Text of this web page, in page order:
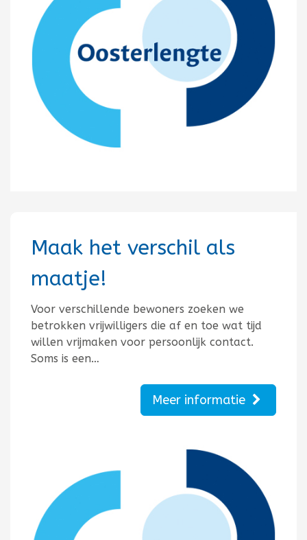
Maak het verschil als
maatje!
Voor verschillende bewoners zoeken we
betrokken vrijwilligers die af en toe wat tijd
willen vrijmaken voor persoonlijk contact.
Soms is een…
Meer informatie